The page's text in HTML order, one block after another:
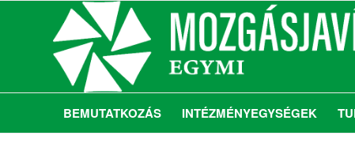
BEMUTATKOZÁS INTÉZMÉNYEGYSÉGEK